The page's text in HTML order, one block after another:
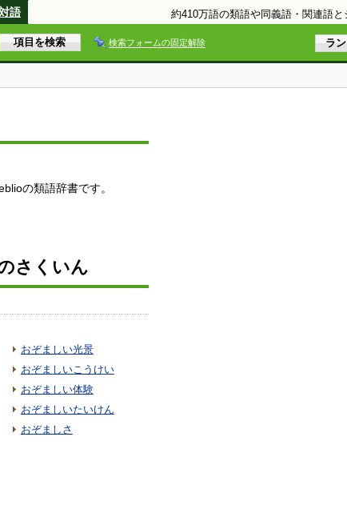
語 約410万語の類語や同義語・関連語と
検索フォームの固定解除
の類語辞書です。
さくいん
おぞましい光景
おぞましいこうけい
おぞましい体験
おぞましいたいけん
おぞましさ